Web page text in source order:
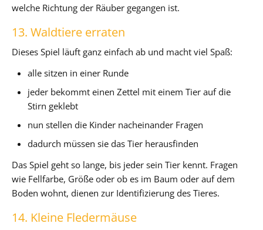
welche Richtung der Räuber gegangen ist.
13. Waldtiere erraten
Dieses Spiel läuft ganz einfach ab und macht viel Spaß:
alle sitzen in einer Runde
jeder bekommt einen Zettel mit einem Tier auf die
Stirn geklebt
nun stellen die Kinder nacheinander Fragen
dadurch müssen sie das Tier herausfinden
Das Spiel geht so lange, bis jeder sein Tier kennt. Fragen
wie Fellfarbe, Größe oder ob es im Baum oder auf dem
Boden wohnt, dienen zur Identifizierung des Tieres.
14. Kleine Fledermäuse